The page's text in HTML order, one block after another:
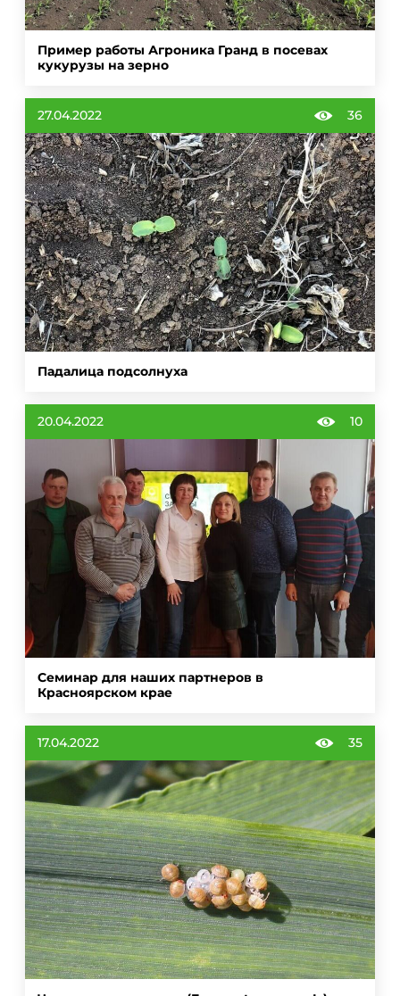
Пример работы Агроника Гранд в посевах
кукурузы на зерно
27.04.2022 36
Падалица подсолнуха
20.04.2022 10
Семинар для наших партнеров в
Красноярском крае
17.04.2022 35